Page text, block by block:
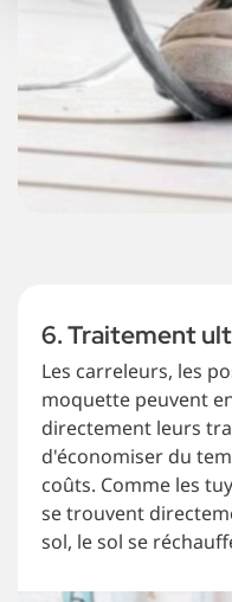
6. Traitement
Les carreleurs, les
moquette peuvent
directement leurs
d'économiser du
coûts. Comme les
se trouvent
sol, le sol se